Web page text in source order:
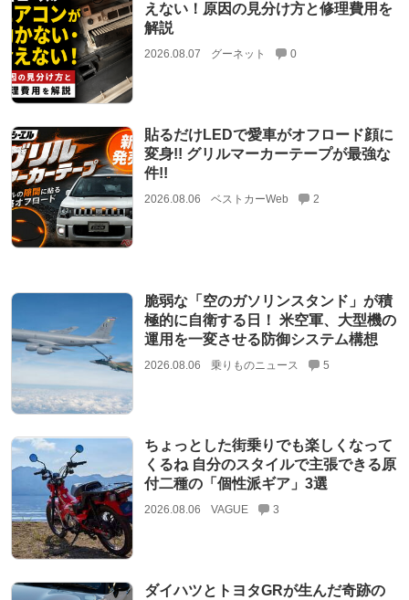
えない！原因の見分け方と修理費用を
解説
2026.08.07 グーネット 0
貼るだけLEDで愛車がオフロード顔に
変身!! グリルマーカーテープが最強な
件!!
2026.08.06 ベストカーWeb 2
脆弱な「空のガソリンスタンド」が積
極的に自衛する日！ 米空軍、大型機の
運用を一変させる防御システム構想
2026.08.06 乗りものニュース 5
ちょっとした街乗りでも楽しくなって
くるね 自分のスタイルで主張できる原
付二種の「個性派ギア」3選
2026.08.06 VAGUE 3
ダイハツとトヨタGRが生んだ奇跡の